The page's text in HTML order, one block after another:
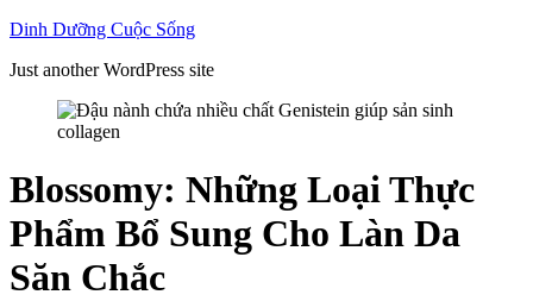
Skip
content
Dinh Dưỡng Cuộc Sống
Just another WordPress site
Blossomy: Những Loại Thực
Phẩm Bổ Sung Cho Làn Da
Săn Chắc